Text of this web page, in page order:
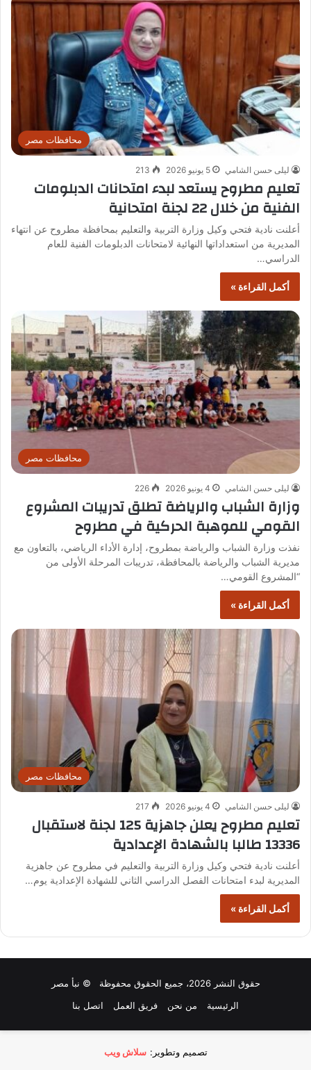
محافظات مصر
ليلى حسن الشامي 5 يونيو 2026 213
تعليم مطروح يستعد لبدء امتحانات الدبلومات
الفنية من خلال 22 لجنة امتحانية
أعلنت نادية فتحي وكيل وزارة التربية والتعليم بمحافظة مطروح عن انتهاء
المديرية من استعداداتها النهائية لامتحانات الدبلومات الفنية للعام
الدراسي…
أكمل القراءة »
محافظات مصر
ليلى حسن الشامي 4 يونيو 2026 226
وزارة الشباب والرياضة تطلق تدريبات المشروع
القومي للموهبة الحركية في مطروح
نفذت وزارة الشباب والرياضة بمطروح، إدارة الأداء الرياضي، بالتعاون مع
مديرية الشباب والرياضة بالمحافظة، تدريبات المرحلة الأولى من
“المشروع القومي…
أكمل القراءة »
محافظات مصر
ليلى حسن الشامي 4 يونيو 2026 217
تعليم مطروح يعلن جاهزية 125 لجنة لاستقبال
13336 طالبا بالشهادة الإعدادية
أعلنت نادية فتحي وكيل وزارة التربية والتعليم في مطروح عن جاهزية
المديرية لبدء امتحانات الفصل الدراسي الثاني للشهادة الإعدادية يوم…
أكمل القراءة »
حقوق النشر 2026، جميع الحقوق محفوظة © نبأ مصر
الرئيسية
من نحن فريق العمل اتصل بنا
تصميم وتطوير: سلاش ويب